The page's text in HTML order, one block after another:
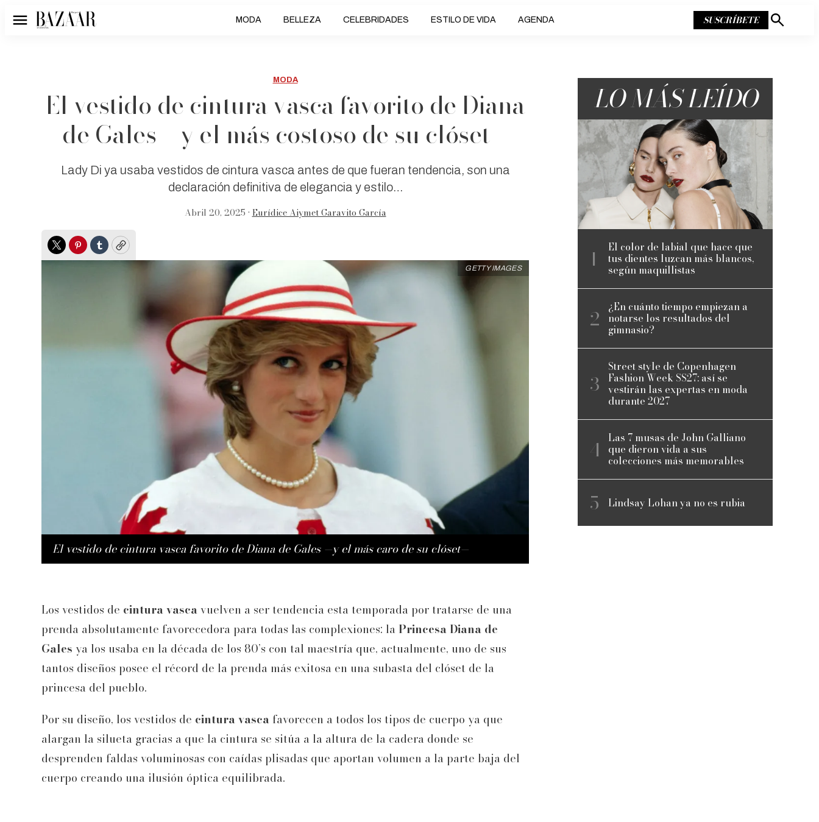
Menú MODA BELLEZA CELEBRIDADES ESTILO DE VIDA AGENDA SUSCRÍBETE
Mostrar
MODA
El vestido de cintura vasca favorito de Diana
de Gales —y el más costoso de su clóset—
Lady Di ya usaba vestidos de cintura vasca antes de que fueran tendencia, son una
declaración definitiva de elegancia y estilo…
Abril 20, 2025 • Eurídice Aiymet Garavito García
TwitterPinterest
TumblrCopy
El vestido de cintura vasca favorito de Diana de Gales —y el más caro de su clóset—
GETTY IMAGES
Los vestidos de cintura vascavuelven a ser tendencia esta temporada por tratarse de una
prenda absolutamente favorecedora para todas las complexiones: la Princesa Diana de
Gales ya los usaba en la década de los 80’s con tal maestría que, actualmente, uno de sus
tantos diseños posee el récord de la prenda más exitosa en una subasta del clóset de la
princesa del pueblo.
Por su diseño, los vestidos de cintura vasca favorecen a todos los tipos de cuerpo ya que
alargan la silueta gracias a que la cintura se sitúa a la altura de la cadera donde se
desprenden faldas voluminosas con caídas plisadas que aportan volumen a la parte baja del
cuerpo creando una ilusión óptica equilibrada.
LO MÁS LEÍDO
El color de labial que hace que
tus dientes luzcan más blancos,
según maquillistas
¿En cuánto tiempo empiezan a
notarse los resultados del
gimnasio?
Street style de Copenhagen
Fashion Week SS27: así se
vestirán las expertas en moda
durante 2027
Las 7 musas de John Galliano
que dieron vida a sus
colecciones más memorables
Lindsay Lohan ya no es rubia